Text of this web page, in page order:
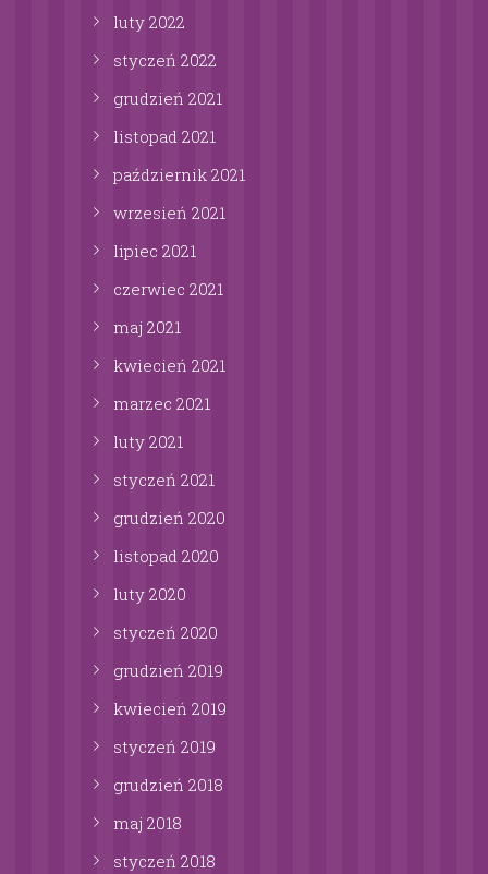
luty 2022
styczeń 2022
grudzień 2021
listopad 2021
październik 2021
wrzesień 2021
lipiec 2021
czerwiec 2021
maj 2021
kwiecień 2021
marzec 2021
luty 2021
styczeń 2021
grudzień 2020
listopad 2020
luty 2020
styczeń 2020
grudzień 2019
kwiecień 2019
styczeń 2019
grudzień 2018
maj 2018
styczeń 2018